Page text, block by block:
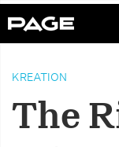
KREATION
The